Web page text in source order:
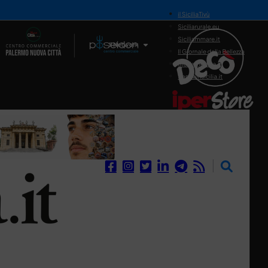
Il Network
il SiciliaTivù
Siciliarurale.eu
Siciliammare.it
Il Giornale della Bellezza
Siciliamedica.it
Sanitainsicilia.it